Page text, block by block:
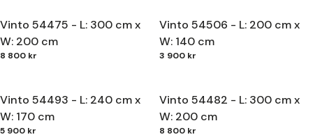
Vinto 54475 - L: 300 cm x
W: 200 cm
8 800 kr
Vinto 54506 - L: 200 cm x
W: 140 cm
3 900 kr
Vinto 54493 - L: 240 cm x
W: 170 cm
5 900 kr
Vinto 54482 - L: 300 cm x
W: 200 cm
8 800 kr